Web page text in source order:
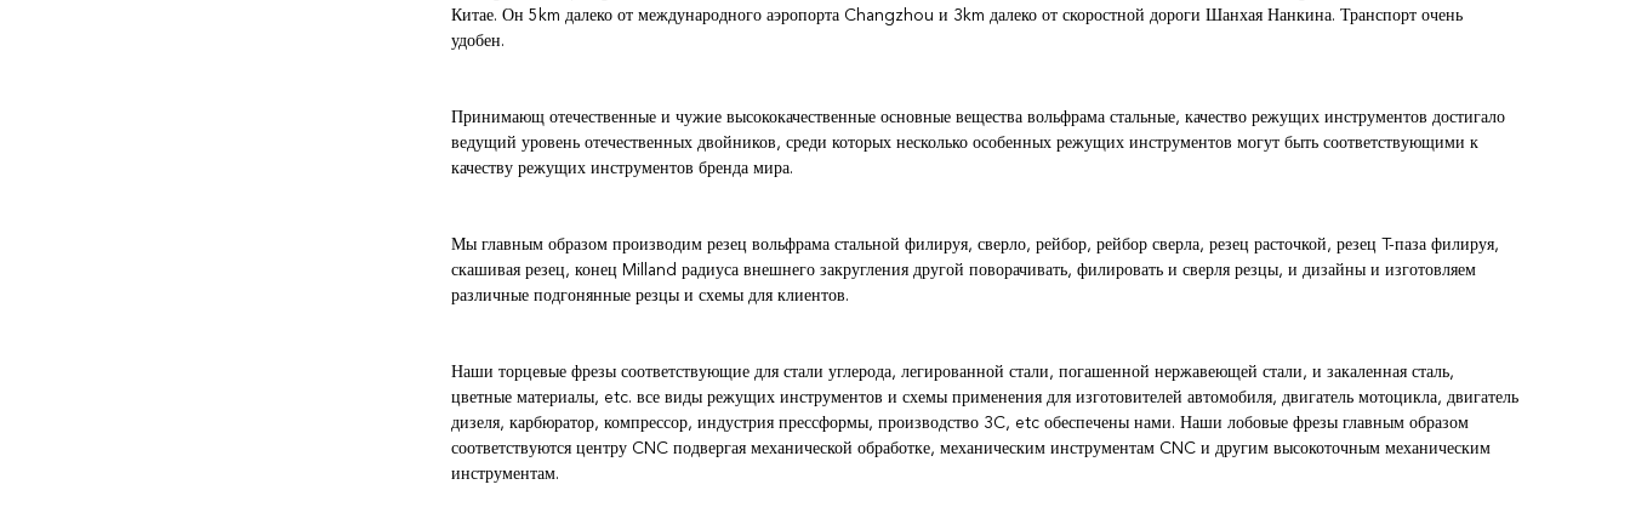
Китае. Он 5km далеко от международного аэропорта Changzhou и 3km далеко от скоростной дороги Шанхая Нанкина. Транспорт очень
удобен.
Принимающ отечественные и чужие высококачественные основные вещества вольфрама стальные, качество режущих инструментов достигало
ведущий уровень отечественных двойников, среди которых несколько особенных режущих инструментов могут быть соответствующими к
качеству режущих инструментов бренда мира.
Мы главным образом производим резец вольфрама стальной филируя, сверло, рейбор, рейбор сверла, резец расточкой, резец T-паза филируя,
скашивая резец, конец Milland радиуса внешнего закругления другой поворачивать, филировать и сверля резцы, и дизайны и изготовляем
различные подгонянные резцы и схемы для клиентов.
Наши торцевые фрезы соответствующие для стали углерода, легированной стали, погашенной нержавеющей стали, и закаленная сталь,
цветные материалы, etc. все виды режущих инструментов и схемы применения для изготовителей автомобиля, двигатель мотоцикла, двигатель
дизеля, карбюратор, компрессор, индустрия прессформы, производство 3C, etc обеспечены нами. Наши лобовые фрезы главным образом
соответствуются центру CNC подвергая механической обработке, механическим инструментам CNC и другим высокоточным механическим
инструментам.